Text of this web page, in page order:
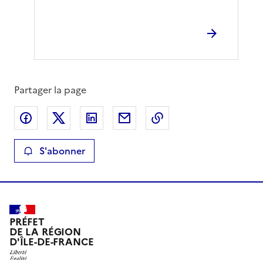
Partager la page
Partager sur Facebook
Partager sur XPartager sur LinkedIn
Partager par email
S'abonner
PRÉFET
DE LA RÉGION
D'ÎLE-DE-FRANCE